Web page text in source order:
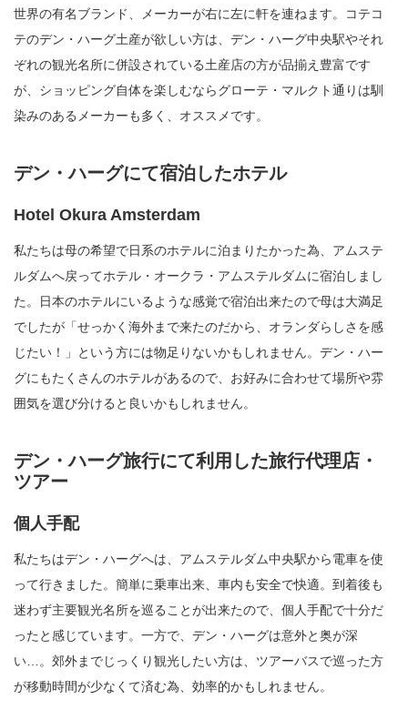
世界の有名ブランド、メーカーが右に左に軒を連ねます。コテコ
テのデン・ハーグ土産が欲しい方は、デン・ハーグ中央駅やそれ
ぞれの観光名所に併設されている土産店の方が品揃え豊富です
が、ショッピング自体を楽しむならグローテ・マルクト通りは馴
染みのあるメーカーも多く、オススメです。
デン・ハーグにて宿泊したホテル
Hotel Okura Amsterdam
私たちは母の希望で日系のホテルに泊まりたかった為、アムステ
ルダムへ戻ってホテル・オークラ・アムステルダムに宿泊しまし
た。日本のホテルにいるような感覚で宿泊出来たので母は大満足
でしたが「せっかく海外まで来たのだから、オランダらしさを感
じたい！」という方には物足りないかもしれません。デン・ハー
グにもたくさんのホテルがあるので、お好みに合わせて場所や雰
囲気を選び分けると良いかもしれません。
デン・ハーグ旅行にて利用した旅行代理店・
ツアー
個人手配
私たちはデン・ハーグへは、アムステルダム中央駅から電車を使
って行きました。簡単に乗車出来、車内も安全で快適。到着後も
迷わず主要観光名所を巡ることが出来たので、個人手配で十分だ
ったと感じています。一方で、デン・ハーグは意外と奥が深
い…。郊外までじっくり観光したい方は、ツアーバスで巡った方
が移動時間が少なくて済む為、効率的かもしれません。